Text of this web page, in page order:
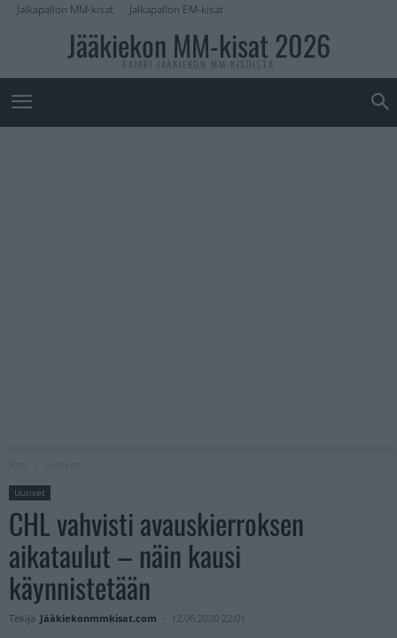
Jalkapallon MM-kisat Jalkapallon EM-kisat
Jääkiekon MM-kisat 2026
KAIKKI JÄÄKIEKON MM-KISOISTA
Uutiset
CHL vahvisti avauskierroksen
aikataulut – näin kausi
käynnistetään
Tekijä Jääkiekonmmkisat.com - 12.06.2020 22:01